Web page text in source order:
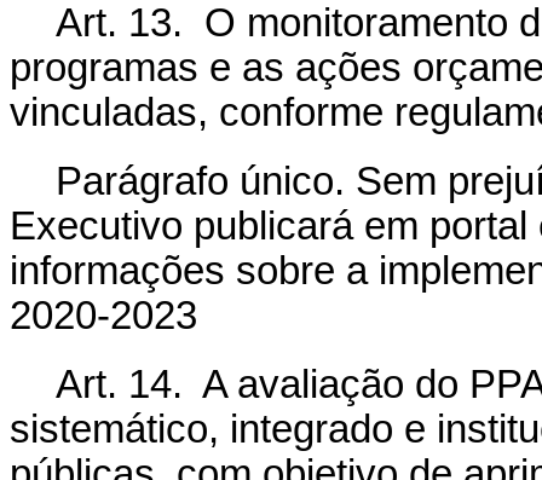
Art. 13. O monitoramento
programas e as ações
vinculadas, conforme
Parágrafo único. Sem
Executivo publicará em
informações sobre a
2020-2023
Art. 14. A avaliação do
sistemático, integrado e